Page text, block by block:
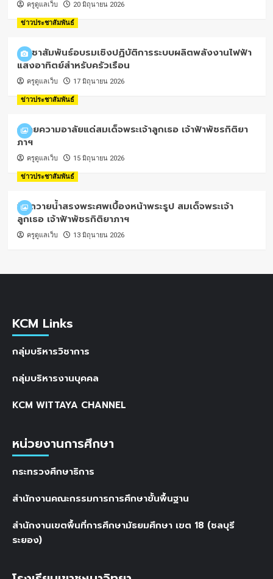
ครูดูแลเว็บ 20 มิถุนายน 2026
ข่าวประชาสัมพันธ์
ประชาสัมพันธ์อบรมเชิงปฏิบัติการระบบผลิตพลังงานไฟฟ้า
แสงอาทิตย์สำหรับครัวเรือน
ครูดูแลเว็บ 17 มิถุนายน 2026
ข่าวประชาสัมพันธ์
ถวายความอาลัยแด่สมเด็จพระเจ้าลูกเธอ เจ้าฟ้าพัชรกิติยา
ภาฯ
ครูดูแลเว็บ 15 มิถุนายน 2026
ข่าวประชาสัมพันธ์
พิธีถวายน้ำสรงพระศพเบื้องหน้าพระรูป สมเด็จพระเจ้า
ลูกเธอ เจ้าฟ้าพัชรกิติยาภาฯ
ครูดูแลเว็บ 13 มิถุนายน 2026
KCM Links
กลุ่มบริหารวิชาการ
กลุ่มบริหารงานบุคคล
KCM WITTAYA CHANNEL
หน่วยงานการศึกษา
กระทรวงศึกษาธิการ
สำนักงานคณะกรรมการการศึกษาขั้นพื้นฐาน
สำนักงานเขตพื้นที่การศึกษามัธยมศึกษา เขต 18 (ชลบุรี
ระยอง)